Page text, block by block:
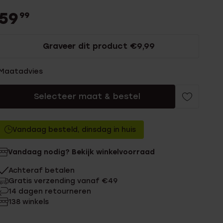
99
Graveer dit product €9,99
Selecteer maat & bestel
Vandaag besteld, dinsdag in huis
Vandaag nodig? Bekijk winkelvoorraad
Achteraf betalen
Gratis verzending vanaf €49
14 dagen retourneren
138 winkels